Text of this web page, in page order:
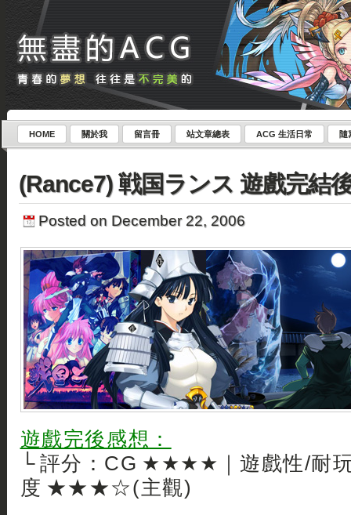
HOME 關於我 留言冊 站文章總表 ACG 生活日常 隨
(Rance7) 戦国ランス 遊戲完結
Posted on December 22, 2006
遊戲完後感想：
└ 評分：CG ★★★★｜遊戲性/
度 ★★★☆(主觀)